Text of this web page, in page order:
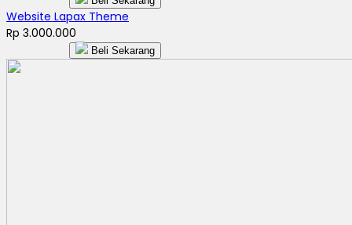
Website Lapax Theme
Rp 3.000.000
Beli Sekarang